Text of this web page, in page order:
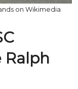
on Wikimedia
Ralph